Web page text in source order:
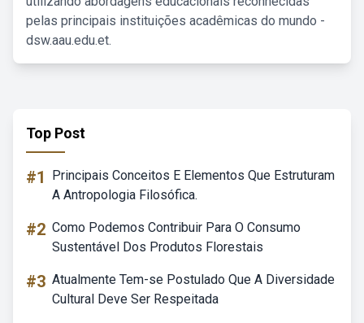
pelas principais instituições acadêmicas do mundo -
dsw.aau.edu.et.
Top Post
#1
Principais Conceitos E Elementos Que Estruturam
A Antropologia Filosófica.
#2 Como Podemos Contribuir Para O Consumo
Sustentável Dos Produtos Florestais
#3 Atualmente Tem-se Postulado Que A Diversidade
Cultural Deve Ser Respeitada